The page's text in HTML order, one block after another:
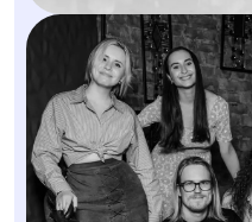
Покажем, какой
приведет клиентов
Подберем
бюджет